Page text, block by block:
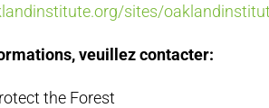
sites/
veuillez contacter:
the Forest